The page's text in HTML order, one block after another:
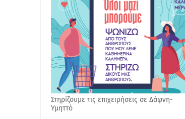
Στηρίζουμε τις επιχειρήσεις σε Δάφνη-
Υμηττό